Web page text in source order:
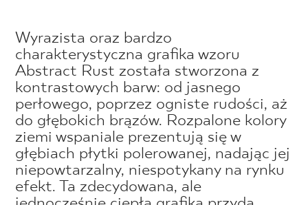
Wyrazista oraz bardzo
charakterystyczna grafika wzoru
Abstract Rust została stworzona z
kontrastowych barw: od jasnego
perłowego, poprzez ogniste rudości, aż
do głębokich brązów. Rozpalone kolory
ziemi wspaniale prezentują się w
głębiach płytki polerowanej, nadając jej
niepowtarzalny, niespotykany na rynku
efekt. Ta zdecydowana, ale